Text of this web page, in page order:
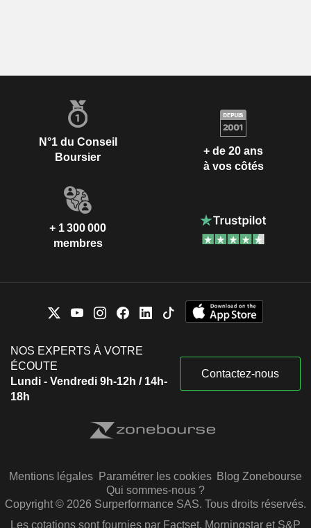
N°1 du Conseil
Boursier
+ de 20 ans
à vos côtés
+ 1 300 000
membres
NOS EXPERTS À VOTRE
ÉCOUTE
Lundi - Vendredi 9h-12h / 14h-
18h
Contactez-nous
Mentions légales Paramétrer les cookies Blog Zonebourse
Qui sommes-nous ?
Copyright © 2026 Surperformance SAS. Tous droits réservés.
Les cotations sont fournies par Factset, Morningstar et S&P